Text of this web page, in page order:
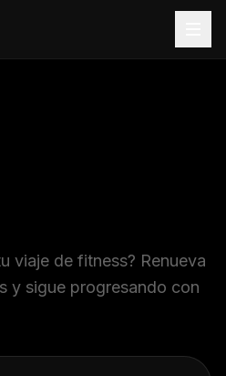
viaje de fitness? Renueva
y sigue progresando con